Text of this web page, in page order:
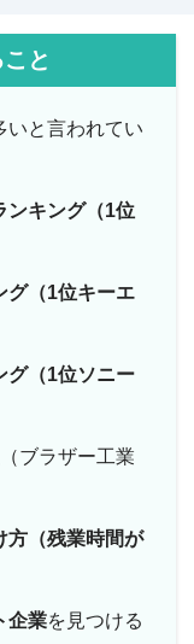
と
いと言われてい
ンキング（1位
グ（1位キーエ
グ（1位ソニー
ブラザー工業
方（残業時間が
企業を見つける